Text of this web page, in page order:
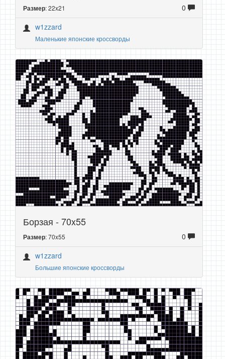
Размер: 22x21
0
w1zzard
Маленькие японские кроссворды
Борзая - 70x55
Размер: 70x55
0
w1zzard
Большие японские кроссворды